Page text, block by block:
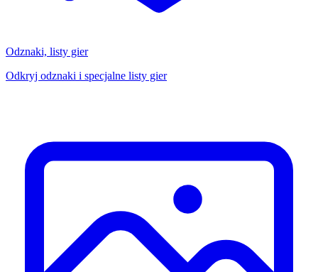
Odznaki, listy gier
Odkryj odznaki i specjalne listy gier